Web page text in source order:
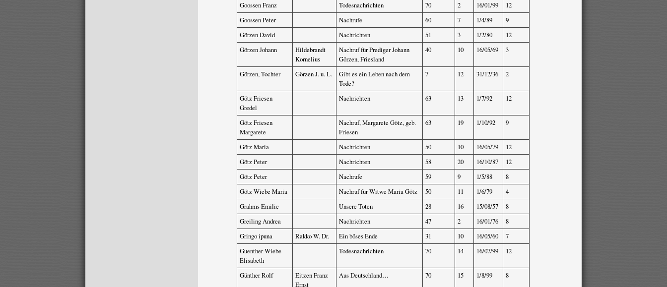
Goossen Franz Todesnachrichten 70 2 16/01/99
12
Goossen Peter
Nachrufe 60 7 1/4/89
9
Görzen David
Nachrichten 51 3 1/2/80
12
Görzen Johann
Hildebrandt
Kornelius
Nachruf für Prediger Johann
Görzen, Friesland
40 10 16/05/69 3
Görzen, Tochter Görzen J. u. L.
Gibt es ein Leben nach dem
Tode?
7 12 31/12/36 2
Götz Friesen
Gredel
Nachrichten 63 13 1/7/92 12
Götz Friesen
Margarete
Nachruf, Margarete Götz, geb.
Friesen
63 19 1/10/92 9
Götz Maria Nachrichten 50 10 16/05/79
12
Götz Peter
Nachrichten 58 20 16/10/87
12
Götz Peter
Nachrufe 59 9 1/5/88
8
Götz Wiebe Maria
Nachruf für Witwe Maria Götz 50 11 1/6/79
4
Grahms Emilie
Unsere Toten 28 16 15/08/57
8
Greiling Andrea
Nachrichten 47 2 16/01/76
8
Gringo ipuna
Rakko W. Dr. Ein böses Ende 31 10 16/05/60
7
Guenther Wiebe
Elisabeth
Todesnachrichten 70 14 16/07/99 12
Günther Rolf
Eitzen Franz
Ernst
Aus Deutschland… 70 15 1/8/99 8